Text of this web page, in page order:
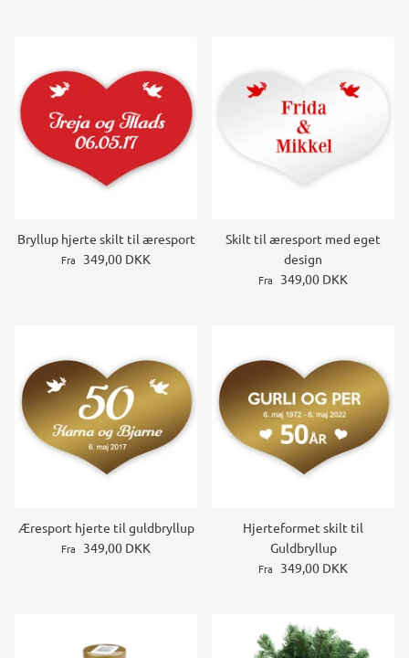
Bryllup hjerte skilt til æresport
Fra 349,00 DKK
Skilt til æresport med eget
design
Fra 349,00 DKK
Æresport hjerte til guldbryllup
Fra 349,00 DKK
Hjerteformet skilt til
Guldbryllup
Fra 349,00 DKK